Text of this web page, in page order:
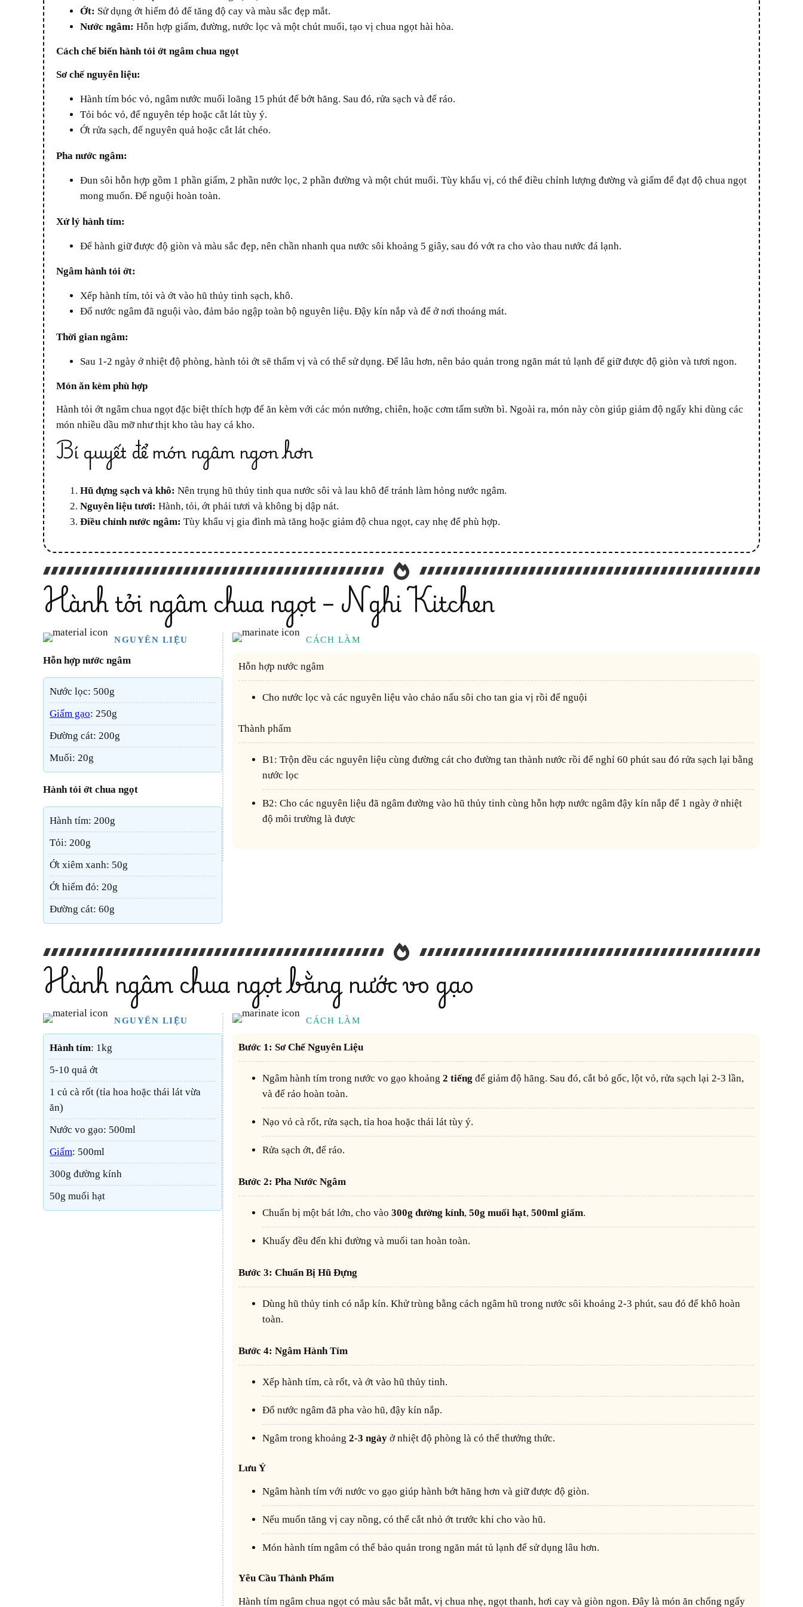
Ớt: Sử dụng ớt hiểm đỏ để tăng độ cay và màu sắc đẹp mắt.
Nước ngâm: Hỗn hợp giấm, đường, nước lọc và một chút muối, tạo vị chua ngọt hài hòa.
Cách chế biến hành tỏi ớt ngâm chua ngọt
Sơ chế nguyên liệu:
Hành tím bóc vỏ, ngâm nước muối loãng 15 phút để bớt hăng. Sau đó, rửa sạch và để ráo.
Tỏi bóc vỏ, để nguyên tép hoặc cắt lát tùy ý.
Ớt rửa sạch, để nguyên quả hoặc cắt lát chéo.
Pha nước ngâm:
Đun sôi hỗn hợp gồm 1 phần giấm, 2 phần nước lọc, 2 phần đường và một chút muối. Tùy khẩu vị, có thể điều chỉnh lượng đường và giấm để đạt độ chua ngọt
mong muốn. Để nguội hoàn toàn.
Xử lý hành tím:
Để hành giữ được độ giòn và màu sắc đẹp, nên chần nhanh qua nước sôi khoảng 5 giây, sau đó vớt ra cho vào thau nước đá lạnh.
Ngâm hành tỏi ớt:
Xếp hành tím, tỏi và ớt vào hũ thủy tinh sạch, khô.
Đổ nước ngâm đã nguội vào, đảm bảo ngập toàn bộ nguyên liệu. Đậy kín nắp và để ở nơi thoáng mát.
Thời gian ngâm:
Sau 1-2 ngày ở nhiệt độ phòng, hành tỏi ớt sẽ thấm vị và có thể sử dụng. Để lâu hơn, nên bảo quản trong ngăn mát tủ lạnh để giữ được độ giòn và tươi ngon.
Món ăn kèm phù hợp
Hành tỏi ớt ngâm chua ngọt đặc biệt thích hợp để ăn kèm với các món nướng, chiên, hoặc cơm tấm sườn bì. Ngoài ra, món này còn giúp giảm độ ngấy khi dùng các
món nhiều dầu mỡ như thịt kho tàu hay cá kho.
Bí quyết để món ngâm ngon hơn
Hũ đựng sạch và khô: Nên trụng hũ thủy tinh qua nước sôi và lau khô để tránh làm hỏng nước ngâm.
Nguyên liệu tươi: Hành, tỏi, ớt phải tươi và không bị dập nát.
Điều chỉnh nước ngâm: Tùy khẩu vị gia đình mà tăng hoặc giảm độ chua ngọt, cay nhẹ để phù hợp.
Hành tỏi ngâm chua ngọt – Nghi Kitchen
NGUYÊN LIỆU
Hỗn hợp nước ngâm
Nước lọc: 500g
Giấm gạo: 250g
Đường cát: 200g
Muối: 20g
Hành tỏi ớt chua ngọt
Hành tím: 200g
Tỏi: 200g
Ớt xiêm xanh: 50g
Ớt hiểm đỏ: 20g
Đường cát: 60g
CÁCH LÀM
Hỗn hợp nước ngâm
Cho nước lọc và các nguyên liệu vào chảo nấu sôi cho tan gia vị rồi để nguội
Thành phẩm
B1: Trộn đều các nguyên liệu cùng đường cát cho đường tan thành nước rồi để nghỉ 60 phút sau đó rửa sạch lại bằng
nước lọc
B2: Cho các nguyên liệu đã ngâm đường vào hũ thủy tinh cùng hỗn hợp nước ngâm đậy kín nắp để 1 ngày ở nhiệt
độ môi trường là được
Hành ngâm chua ngọt bằng nước vo gạo
NGUYÊN LIỆU
Hành tím: 1kg
5-10 quả ớt
1 củ cà rốt (tỉa hoa hoặc thái lát vừa
ăn)
Nước vo gạo: 500ml
Giấm: 500ml
300g đường kính
50g muối hạt
CÁCH LÀM
Bước 1: Sơ Chế Nguyên Liệu
Ngâm hành tím trong nước vo gạo khoảng 2 tiếng để giảm độ hăng. Sau đó, cắt bỏ gốc, lột vỏ, rửa sạch lại 2-3 lần,
và để ráo hoàn toàn.
Nạo vỏ cà rốt, rửa sạch, tỉa hoa hoặc thái lát tùy ý.
Rửa sạch ớt, để ráo.
Bước 2: Pha Nước Ngâm
Chuẩn bị một bát lớn, cho vào 300g đường kính, 50g muối hạt, 500ml giấm.
Khuấy đều đến khi đường và muối tan hoàn toàn.
Bước 3: Chuẩn Bị Hũ Đựng
Dùng hũ thủy tinh có nắp kín. Khử trùng bằng cách ngâm hũ trong nước sôi khoảng 2-3 phút, sau đó để khô hoàn
toàn.
Bước 4: Ngâm Hành Tím
Xếp hành tím, cà rốt, và ớt vào hũ thủy tinh.
Đổ nước ngâm đã pha vào hũ, đậy kín nắp.
Ngâm trong khoảng 2-3 ngày ở nhiệt độ phòng là có thể thưởng thức.
Lưu Ý
Ngâm hành tím với nước vo gạo giúp hành bớt hăng hơn và giữ được độ giòn.
Nếu muốn tăng vị cay nồng, có thể cắt nhỏ ớt trước khi cho vào hũ.
Món hành tím ngâm có thể bảo quản trong ngăn mát tủ lạnh để sử dụng lâu hơn.
Yêu Cầu Thành Phẩm
Hành tím ngâm chua ngọt có màu sắc bắt mắt, vị chua nhẹ, ngọt thanh, hơi cay và giòn ngon. Đây là món ăn chống ngấy